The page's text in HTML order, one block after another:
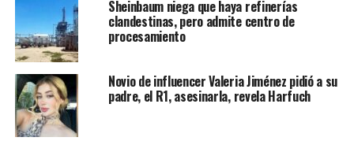
— Fiscalía CDMX (@FiscaliaCDMX)June 26, 2020
«El día de la fecha (para cometer el delito) fueron
trasladados en una camioneta marca Chevrolet, Tipo
Suburban, color blanco y otra color negro al lugar
donde realizarían el atentado aproximadamente a las
04:00 horas, recibiendo la indicación de que tenían que
verificar si pasaban patrullas de la Secretaría de
Sheinbaum niega que haya refinerías
clandestinas, pero admite centro de
procesamiento
Novio de influencer Valeria Jiménez pidió a su
padre, el R1, asesinarla, revela Harfuch